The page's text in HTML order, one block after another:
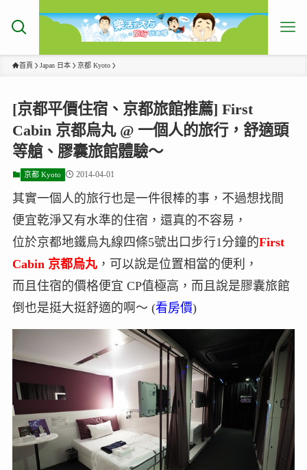
首頁 Japan 日本 京都 Kyoto
[京都平價住宿、京都旅館推薦] First
Cabin 京都烏丸 @ 一個人的旅行，舒適頭
等艙、膠囊旅館體驗～
京都 Kyoto 2014-04-01
其實一個人的旅行也是一件很棒的事，不過想找間
便宜乾淨又有水準的住宿，還真的不容易，
位於京都地鐵烏丸線四條5號出口步行1分鐘的First
Cabin 京都烏丸，可以說是位置相當的便利，
而且住宿的價格便宜 CP值極高，而且說是膠囊旅館
倒也是挺大挺舒適的啊～ (看房價)